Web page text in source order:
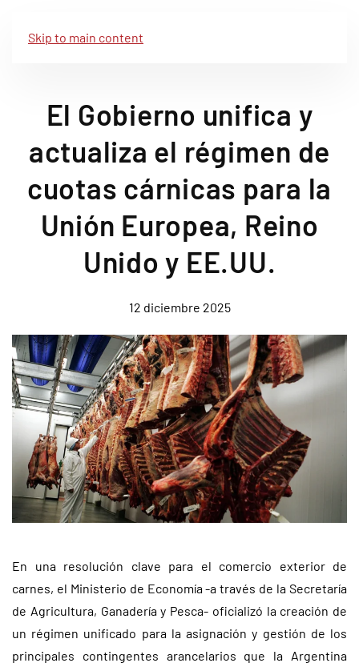
Skip to main content
El Gobierno unifica y
actualiza el régimen de
cuotas cárnicas para la
Unión Europea, Reino
Unido y EE.UU.
12 diciembre 2025
En una resolución clave para el comercio exterior de
carnes, el Ministerio de Economía -a través de la Secretaría
de Agricultura, Ganadería y Pesca- oficializó la creación de
un régimen unificado para la asignación y gestión de los
principales contingentes arancelarios que la Argentina